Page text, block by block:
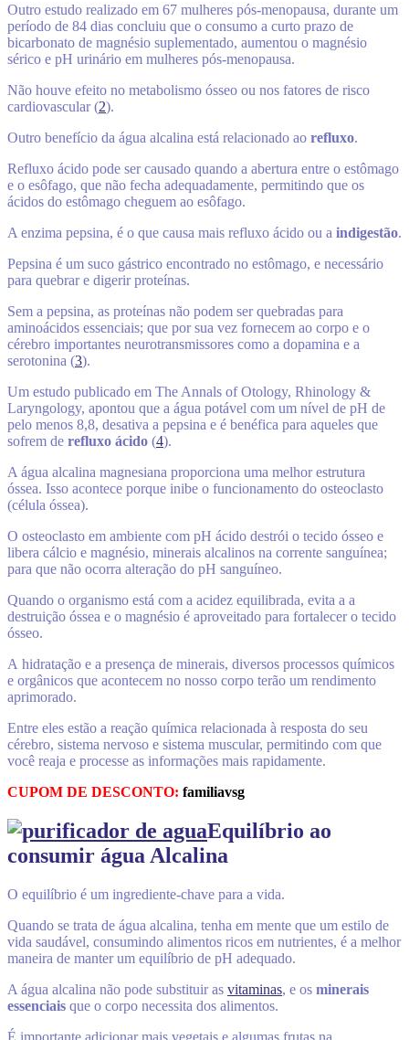
Outro estudo realizado em 67 mulheres pós-menopausa, durante um
período de 84 dias concluiu que o consumo a curto prazo de
bicarbonato de magnésio suplementado, aumentou o magnésio
sérico e pH urinário em mulheres pós-menopausa.
Não houve efeito no metabolismo ósseo ou nos fatores de risco
cardiovascular (2).
Outro benefício da água alcalina está relacionado ao refluxo.
Refluxo ácido pode ser causado quando a abertura entre o estômago
e o esôfago, que não fecha adequadamente, permitindo que os
ácidos do estômago cheguem ao esôfago.
A enzima pepsina, é o que causa mais refluxo ácido ou a indigestão.
Pepsina é um suco gástrico encontrado no estômago, e necessário
para quebrar e digerir proteínas.
Sem a pepsina, as proteínas não podem ser quebradas para
aminoácidos essenciais; que por sua vez fornecem ao corpo e o
cérebro importantes neurotransmissores como a dopamina e a
serotonina (3).
Um estudo publicado em The Annals of Otology, Rhinology &
Laryngology, apontou que a água potável com um nível de pH de
pelo menos 8,8, desativa a pepsina e é benéfica para aqueles que
sofrem de refluxo ácido (4).
A água alcalina magnesiana proporciona uma melhor estrutura
óssea. Isso acontece porque inibe o funcionamento do osteoclasto
(célula óssea).
O osteoclasto em ambiente com pH ácido destrói o tecido ósseo e
libera cálcio e magnésio, minerais alcalinos na corrente sanguínea;
para que não ocorra alteração do pH sanguíneo.
Quando o organismo está com a acidez equilibrada, evita a a
destruição óssea e o magnésio é aproveitado para fortalecer o tecido
ósseo.
A hidratação e a presença de minerais, diversos processos químicos
e orgânicos que acontecem no nosso corpo terão um rendimento
aprimorado.
Entre eles estão a reação química relacionada à resposta do seu
cérebro, sistema nervoso e sistema muscular, permitindo com que
você reaja e processe as informações mais rapidamente.
CUPOM DE DESCONTO: familiavsg
Equilíbrio ao
consumir água Alcalina
O equilíbrio é um ingrediente-chave para a vida.
Quando se trata de água alcalina, tenha em mente que um estilo de
vida saudável, consumindo alimentos ricos em nutrientes, é a melhor
maneira de manter um equilíbrio de pH adequado.
A água alcalina não pode substituir as vitaminas, e os minerais
essenciais que o corpo necessita dos alimentos.
É importante adicionar mais vegetais e algumas frutas na